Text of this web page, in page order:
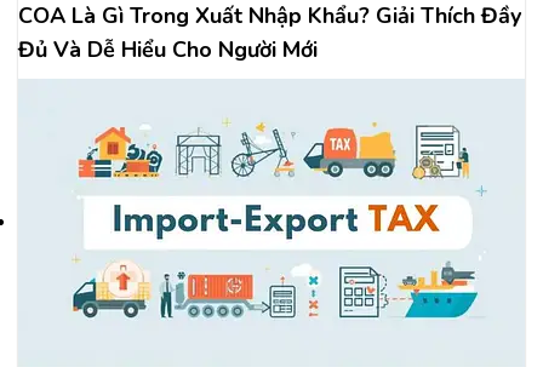
COA Là Gì Trong Xuất Nhập Khẩu? Giải Thích Đầy
Đủ Và Dễ Hiểu Cho Người Mới